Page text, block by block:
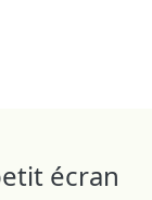
écran